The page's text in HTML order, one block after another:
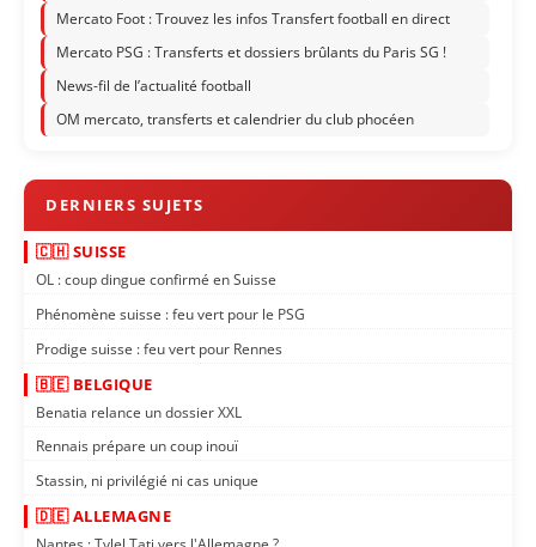
Mercato Foot : Trouvez les infos Transfert football en direct
Mercato PSG : Transferts et dossiers brûlants du Paris SG !
News-fil de l’actualité football
OM mercato, transferts et calendrier du club phocéen
🇨🇭 SUISSE
OL : coup dingue confirmé en Suisse
Phénomène suisse : feu vert pour le PSG
Prodige suisse : feu vert pour Rennes
🇧🇪 BELGIQUE
Benatia relance un dossier XXL
Rennais prépare un coup inouï
Stassin, ni privilégié ni cas unique
🇩🇪 ALLEMAGNE